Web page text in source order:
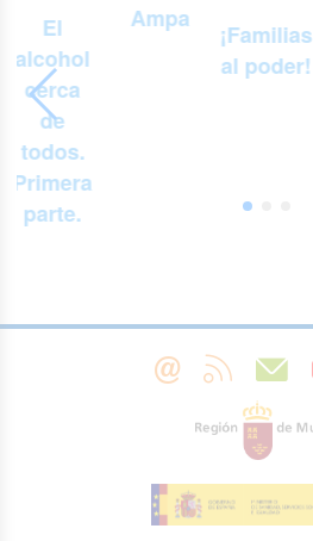
El
alcohol
cerca
de
todos.
Primera
parte.
Ampa
¡Familias
al poder!